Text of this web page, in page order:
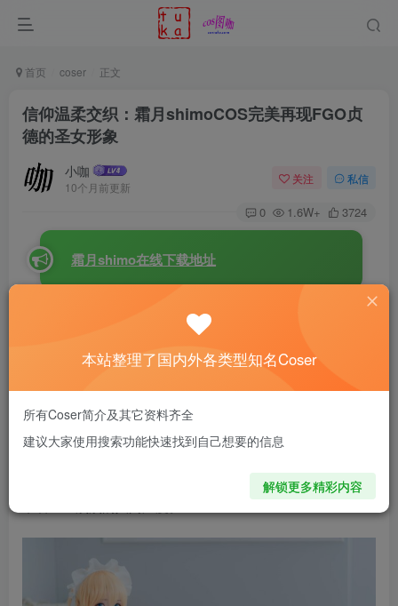
首页 coser 正文
信仰温柔交织：霜月shimoCOS完美再现FGO贞
德的圣女形象
小咖
10个月前更新
关注 私信
0 1.6W+ 3724
霜月shimo在线下载地址
演绎的《
围，每一个细节都将这位圣女的庄严与柔美完美融合。她身
顶洁白的头饰与整套装束相得益彰，既保留了贞德那份圣洁
优雅，又增添了几分现代感与梦幻气息。整体造型在光影的
映衬下，显得既高贵又温柔，仿佛从圣堂走出的光之使者，
本站整理了国内外各类型知名Coser
所有Coser简介及其它资料齐全
建议大家使用搜索功能快速找到自己想要的信息
解锁更多精彩内容